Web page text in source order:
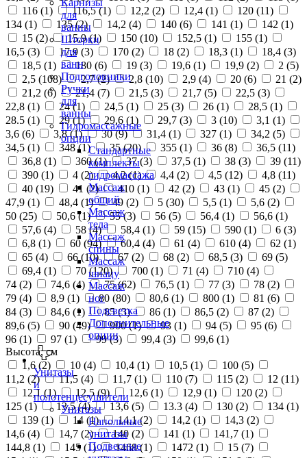
Карнизы
для
ванны
Шторки
для
ванн
Подголовники
Ручки
для
ванны
Гидромассажные
опции
Стандартные
комплекты
гидромассажа
Массаж
общий
Массаж
тела
Массаж
спины
Массаж
шиацу
Массаж
ног
Подсветка
Дополнительные
опции
Унитазы
и
полотенцесушители
Унитазы
Напольные
унитазы
Подвесные
116 (1) 116,5 (1) 12,2 (2) 12,4 (1) 120 (11)
134 (1) 135 (2) 14,2 (4) 140 (6) 141 (1) 142 (1)
15 (2) 15,9 (1) 150 (10) 152,5 (1) 155 (1)
16,5 (3) 17,9 (3) 170 (2) 18 (2) 18,3 (1) 18,4 (3)
18,5 (1) 180 (6) 19 (3) 19,6 (1) 19,9 (2) 2 (5)
2,5 (108) 2,7 (2) 2,8 (10) 2,9 (4) 20 (6) 21 (2)
21,2 (6) 21,4 (7) 21,5 (3) 21,7 (5) 22,5 (3)
22,8 (1) 24 (1) 24,5 (1) 25 (3) 26 (1) 28,5 (1)
28.5 (1) 29 (1) 29,6 (1) 29,7 (3) 3 (10) 3,1 (1)
3,6 (6) 3,8 (1) 30 (9) 31,4 (1) 327 (1) 34,2 (5)
34,5 (1) 348 (1) 35 (20) 355 (1) 36 (8) 36,5 (11)
36,8 (1) 360 (1) 37 (3) 37,5 (1) 38 (3) 39 (11)
390 (1) 4 (2) 4,2 (1) 4,4 (2) 4,5 (12) 4,8 (11)
40 (19) 41 (2) 410 (1) 42 (2) 43 (1) 45 (2)
47,9 (1) 48,4 (1) 49 (2) 5 (30) 5,5 (1) 5,6 (2)
50 (25) 50,6 (1) 55 (3) 56 (5) 56,4 (1) 56,6 (1)
57,6 (4) 58 (4) 58,4 (1) 59 (15) 590 (1) 6 (3)
6,8 (1) 60 (94) 60,4 (4) 61 (4) 610 (4) 62 (1)
65 (4) 66 (10) 67 (2) 68 (2) 68,5 (3) 69 (5)
69,4 (1) 70 (120) 700 (1) 71 (4) 710 (4)
74 (2) 74,6 (4) 75 (62) 76,5 (1) 77 (3) 78 (2)
79 (4) 8,9 (1) 80 (80) 80,6 (1) 800 (1) 81 (6)
84 (3) 84,6 (1) 85 (3) 86 (1) 86,5 (2) 87 (2)
89,6 (5) 90 (49) 900 (1) 93 (1) 94 (5) 95 (6)
96 (1) 97 (1) 99 (3) 99,4 (3) 99,6 (1)
Высота, см
1,6 (2) 10 (4) 10,4 (1) 10,5 (1) 100 (5)
11,2 (2) 11,5 (4) 11,7 (1) 110 (7) 115 (2) 12 (11)
12,1 (1) 12,5 (9) 12,6 (1) 12,9 (1) 120 (2)
125 (1) 13,5 (4) 13,6 (5) 13.3 (4) 130 (2) 134 (1)
139 (1) 14 (1) 14,1 (2) 14,2 (1) 14,3 (2)
14,6 (4) 14,7 (2) 140 (2) 141 (1) 141,7 (1)
144,8 (1) 145 (1) 1468 (1) 1472 (1) 15 (7)